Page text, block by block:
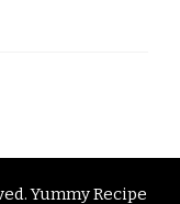
Yummy Recipe